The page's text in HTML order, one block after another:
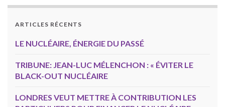
ARTICLES RÉCENTS
LE NUCLÉAIRE, ÉNERGIE DU PASSÉ
TRIBUNE: JEAN-LUC MÉLENCHON : « ÉVITER LE
BLACK-OUT NUCLÉAIRE
LONDRES VEUT METTRE À CONTRIBUTION LES